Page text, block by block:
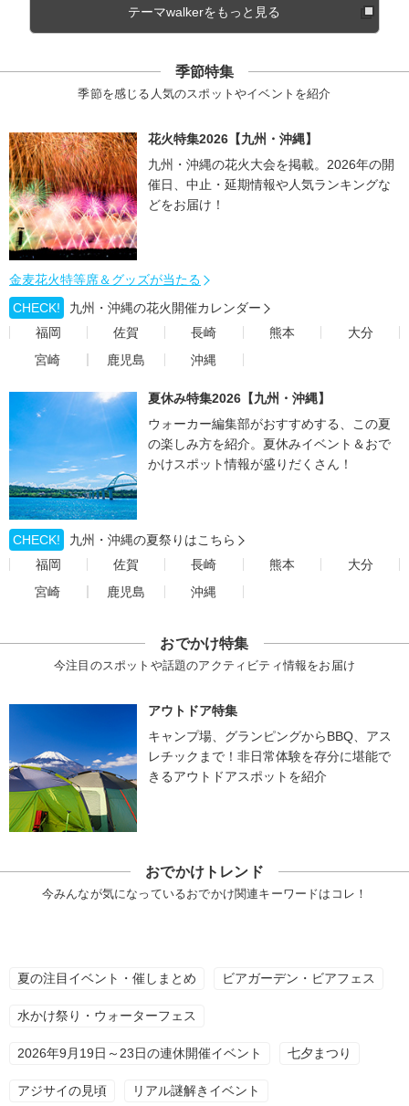
テーマwalkerをもっと見る
季節特集
季節を感じる人気のスポットやイベントを紹介
花火特集2026【九州・沖縄】
九州・沖縄の花火大会を掲載。2026年の開
催日、中止・延期情報や人気ランキングな
どをお届け！
金麦花火特等席＆グッズが当たる
CHECK!
九州・沖縄の花火開催カレンダー
福岡
佐賀 長崎 熊本
大分
宮崎
鹿児島 沖縄
夏休み特集2026【九州・沖縄】
ウォーカー編集部がおすすめする、この夏
の楽しみ方を紹介。夏休みイベント＆おで
かけスポット情報が盛りだくさん！
CHECK!
九州・沖縄の夏祭りはこちら
福岡
佐賀 長崎 熊本
大分
宮崎
鹿児島 沖縄
おでかけ特集
今注目のスポットや話題のアクティビティ情報をお届け
アウトドア特集
キャンプ場、グランピングからBBQ、アス
レチックまで！非日常体験を存分に堪能で
きるアウトドアスポットを紹介
おでかけトレンド
今みんなが気になっているおでかけ関連キーワードはコレ！
夏の注目イベント・催しまとめ ビアガーデン・ビアフェス
水かけ祭り・ウォーターフェス
2026年9月19日～23日の連休開催イベント 七夕まつり
アジサイの見頃 リアル謎解きイベント